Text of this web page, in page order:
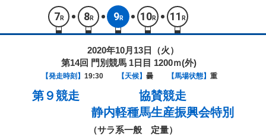
7 R 8R 9R 10R 11 R
2020年10月13日（火）
第14回 門別競馬 1日目 1200ｍ(外)
【発走時刻】 19:30 【天候】 曇 【馬場状態】 重
第９競走
協賛競走
静内軽種馬生産振興会特別
（サラ系一般 定量）